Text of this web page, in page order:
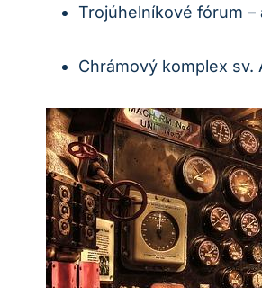
Trojúhelníkové fórum
Chrámový komplex sv.